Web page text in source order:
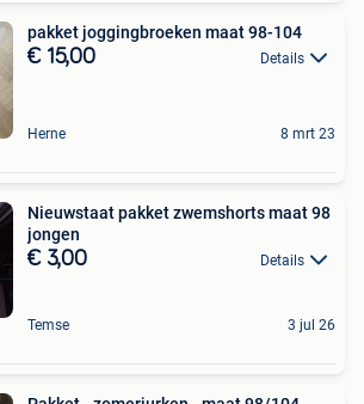
pakket joggingbroeken maat 98-104
€ 15,00 Details
Herne 8 mrt 23
Nieuwstaat pakket zwemshorts maat 98
jongen
€ 3,00 Details
Temse 3 jul 26